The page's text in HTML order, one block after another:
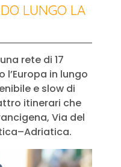
LUNGO LA
rete di 17
in lungo
e slow di
itinerari che
Via del